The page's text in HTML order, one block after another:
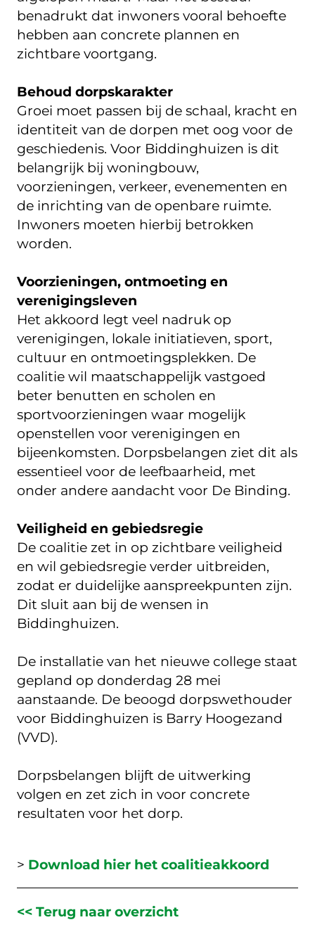
benadrukt dat inwoners vooral behoefte
hebben aan concrete plannen en
zichtbare voortgang.
Behoud dorpskarakter
Groei moet passen bij de schaal, kracht en
identiteit van de dorpen met oog voor de
geschiedenis. Voor Biddinghuizen is dit
belangrijk bij woningbouw,
voorzieningen, verkeer, evenementen en
de inrichting van de openbare ruimte.
Inwoners moeten hierbij betrokken
worden.
Voorzieningen, ontmoeting en
verenigingsleven
Het akkoord legt veel nadruk op
verenigingen, lokale initiatieven, sport,
cultuur en ontmoetingsplekken. De
coalitie wil maatschappelijk vastgoed
beter benutten en scholen en
sportvoorzieningen waar mogelijk
openstellen voor verenigingen en
bijeenkomsten. Dorpsbelangen ziet dit als
essentieel voor de leefbaarheid, met
onder andere aandacht voor De Binding.
Veiligheid en gebiedsregie
De coalitie zet in op zichtbare veiligheid
en wil gebiedsregie verder uitbreiden,
zodat er duidelijke aanspreekpunten zijn.
Dit sluit aan bij de wensen in
Biddinghuizen.
De installatie van het nieuwe college staat
gepland op donderdag 28 mei
aanstaande. De beoogd dorpswethouder
voor Biddinghuizen is Barry Hoogezand
(VVD).
Dorpsbelangen blijft de uitwerking
volgen en zet zich in voor concrete
resultaten voor het dorp.
> Download hier het coalitieakkoord
<< Terug naar overzicht